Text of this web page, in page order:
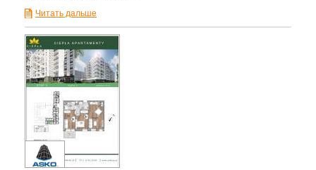
Читать дальше